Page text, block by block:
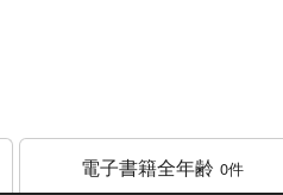
電子書籍全年齢 0件